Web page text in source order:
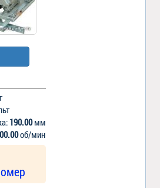
190.00мм
об/мин